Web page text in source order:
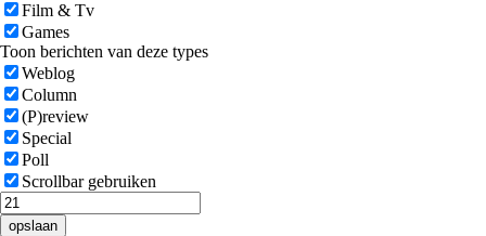
Film & Tv
Games
Toon berichten van deze types
Weblog
Column
(P)review
Special
Poll
Scrollbar gebruiken
opslaan